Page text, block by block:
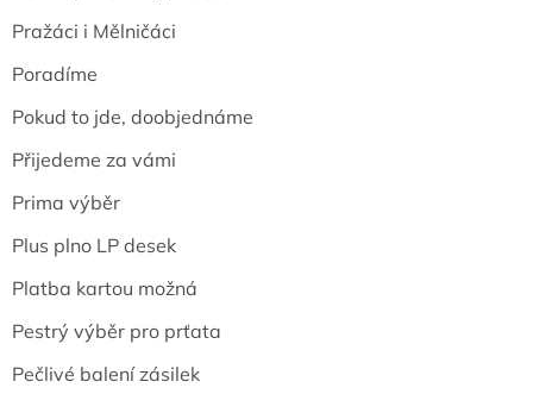
Pražáci i Mělničáci
Poradíme
Pokud to jde, doobjednáme
Přijedeme za vámi
Prima výběr
Plus plno LP desek
Platba kartou možná
Pestrý výběr pro prťata
Pečlivé balení zásilek